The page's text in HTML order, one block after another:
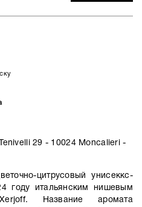
29 - 10024 Moncalieri -
цитрусовый унисеккс-
году итальянским нишевым
Название аромата